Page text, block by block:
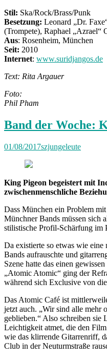
Stil: Ska/Rock/Brass/Punk
Besetzung: Leonard „Dr.
(Trompete), Raphael „Azrael“
Aus: Rosenheim, München
Seit: 2010
Internet: www.suridjangos.de
Text: Rita Argauer
Foto:
Phil Pham
Band der Woche:
01/08/2017szjungeleute
King Pigeon begeistert mit
zwischenmenschliche
Dass München ein Problem
Münchner Bands müssen sich
stilistische Profil-Schärfung im
Da existierte so etwas wie
Bands aufrauschte und
Szene hatte das einen
„Atomic Atomic“ ging der
während sich Exclusive von
Das Atomic Café ist
jetzt auch. „Wir sind alle mehr
geblieben.“ Also schreiben sie
Leichtigkeit atmet, die den
wie das klirrende Gitarrenriff,
Club in der Neuturmstraße